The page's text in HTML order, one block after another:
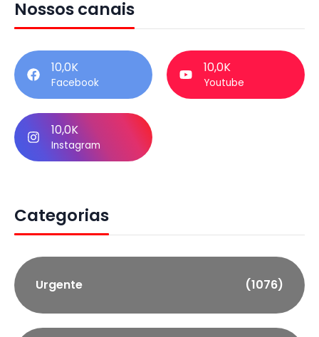
Nossos canais
10,0K
Facebook
10,0K
Youtube
10,0K
Instagram
Categorias
Urgente (1076)